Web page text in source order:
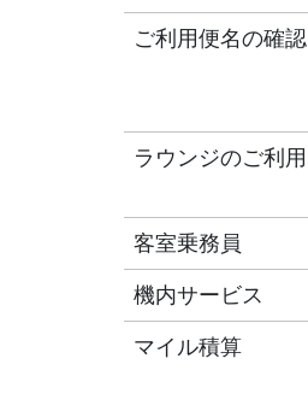
ご利用便名の確認
ラウンジのご利用
客室乗務員
機内サービス
マイル積算